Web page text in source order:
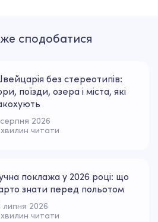
сподобатися
без стереотипів:
поїзди, озера і міста, які
2026
читати
поклажа у 2026 році: що
знати перед польотом
липня 2026
читати